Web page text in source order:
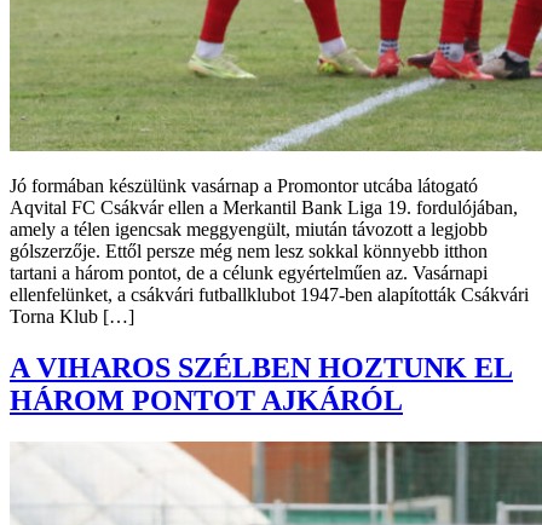
Jó formában készülünk vasárnap a Promontor utcába látogató
Aqvital FC Csákvár ellen a Merkantil Bank Liga 19. fordulójában,
amely a télen igencsak meggyengült, miután távozott a legjobb
gólszerzője. Ettől persze még nem lesz sokkal könnyebb itthon
tartani a három pontot, de a célunk egyértelműen az. Vasárnapi
ellenfelünket, a csákvári futballklubot 1947-ben alapították Csákvári
Torna Klub […]
A VIHAROS SZÉLBEN HOZTUNK EL
HÁROM PONTOT AJKÁRÓL